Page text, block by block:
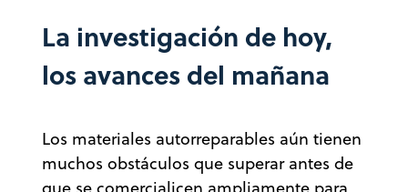
La investigación de hoy,
los avances del mañana
Los materiales autorreparables aún tienen
muchos obstáculos que superar antes de